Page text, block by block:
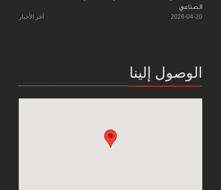
الصناعي
2026-04-20 آخر الأخبار
الوصول إلينا